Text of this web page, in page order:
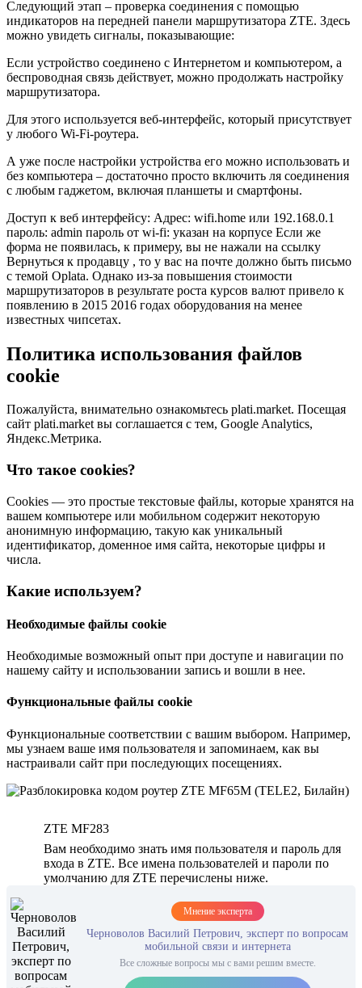
Следующий этап – проверка соединения с помощью
индикаторов на передней панели маршрутизатора ZTE. Здесь
можно увидеть сигналы, показывающие:
Если устройство соединено с Интернетом и компьютером, а
беспроводная связь действует, можно продолжать настройку
маршрутизатора.
Для этого используется веб-интерфейс, который присутствует
у любого Wi-Fi-роутера.
А уже после настройки устройства его можно использовать и
без компьютера – достаточно просто включить ля соединения
с любым гаджетом, включая планшеты и смартфоны.
Доступ к веб интерфейсу: Адрес: wifi.home или 192.168.0.1
пароль: admin пароль от wi-fi: указан на корпусе Если же
форма не появилась, к примеру, вы не нажали на ссылку
Вернуться к продавцу , то у вас на почте должно быть письмо
с темой Oplata. Однако из-за повышения стоимости
маршрутизаторов в результате роста курсов валют привело к
появлению в 2015 2016 годах оборудования на менее
известных чипсетах.
Политика использования файлов
cookie
Пожалуйста, внимательно ознакомьтесь plati.market. Посещая
сайт plati.market вы соглашается с тем, Google Analytics,
Яндекс.Метрика.
Что такое cookies?
Cookies — это простые текстовые файлы, которые хранятся на
вашем компьютере или мобильном содержит некоторую
анонимную информацию, такую как уникальный
идентификатор, доменное имя сайта, некоторые цифры и
числа.
Какие используем?
Необходимые файлы cookie
Необходимые возможный опыт при доступе и навигации по
нашему сайту и использовании запись и вошли в нее.
Функциональные файлы cookie
Функциональные соответствии с вашим выбором. Например,
мы узнаем ваше имя пользователя и запоминаем, как вы
настраивали сайт при последующих посещениях.
ZTE MF283
Вам необходимо знать имя пользователя и пароль для
входа в ZTE. Все имена пользователей и пароли по
умолчанию для ZTE перечислены ниже.
Мнение эксперта
Черноволов Василий Петрович, эксперт по вопросам
мобильной связи и интернета
Все сложные вопросы мы с вами решим вместе.